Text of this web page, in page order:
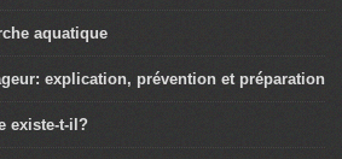
aquatique
explication, prévention et préparation
existe-t-il?